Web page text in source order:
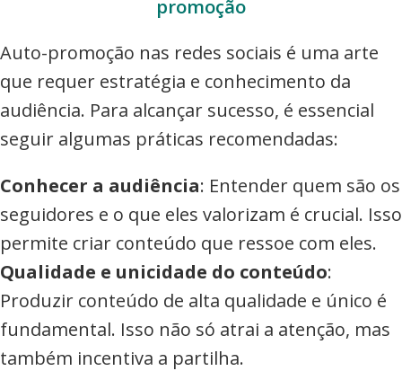
promoção
Auto-promoção nas redes sociais é uma arte
que requer estratégia e conhecimento da
audiência. Para alcançar sucesso, é essencial
seguir algumas práticas recomendadas:
Conhecer a audiência: Entender quem são os
seguidores e o que eles valorizam é crucial. Isso
permite criar conteúdo que ressoe com eles.
Qualidade e unicidade do conteúdo:
Produzir conteúdo de alta qualidade e único é
fundamental. Isso não só atrai a atenção, mas
também incentiva a partilha.